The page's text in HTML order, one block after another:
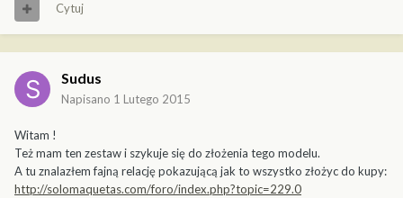
Cytuj
Sudus
Napisano 1 Lutego 2015
Witam !
Też mam ten zestaw i szykuje się do złożenia tego modelu.
A tu znalazłem fajną relację pokazującą jak to wszystko złożyc do kupy:
http://solomaquetas.com/foro/index.php?topic=229.0